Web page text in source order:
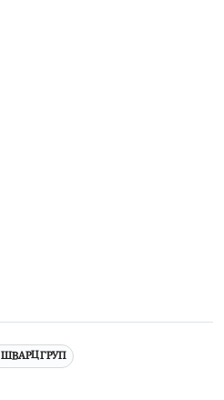
ШВАРЦ ГРУП